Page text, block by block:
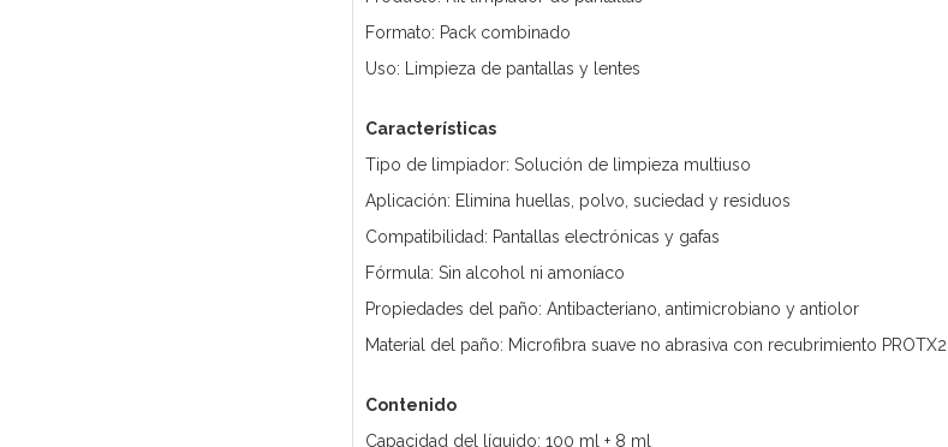
Formato: Pack combinado
Uso: Limpieza de pantallas y lentes
Características
Tipo de limpiador: Solución de limpieza multiuso
Aplicación: Elimina huellas, polvo, suciedad y residuos
Compatibilidad: Pantallas electrónicas y gafas
Fórmula: Sin alcohol ni amoníaco
Propiedades del paño: Antibacteriano, antimicrobiano y antiolor
Material del paño: Microfibra suave no abrasiva con recubrimiento PROTX2
Contenido
Capacidad del líquido: 100 ml + 8 ml